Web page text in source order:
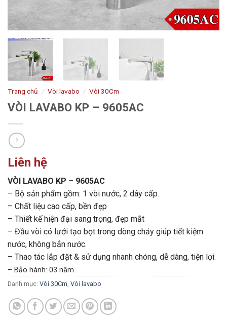
Trang chủ / Vòi lavabo / Vòi 30Cm
VÒI LAVABO KP – 9605AC
Liên hệ
VÒI LAVABO KP – 9605AC
– Bộ sản phẩm gồm: 1 vòi nước, 2 dây cấp.
– Chất liệu cao cấp, bền đẹp
– Thiết kế hiện đại sang trọng, đẹp mắt
– Đầu vòi có lưới tạo bọt trong dòng chảy giúp tiết kiệm
nước, không bắn nước.
– Thao tác lắp đặt & sử dụng nhanh chóng, dễ dàng, tiện lợi.
– Bảo hành: 03 năm.
Danh mục: Vòi 30Cm, Vòi lavabo